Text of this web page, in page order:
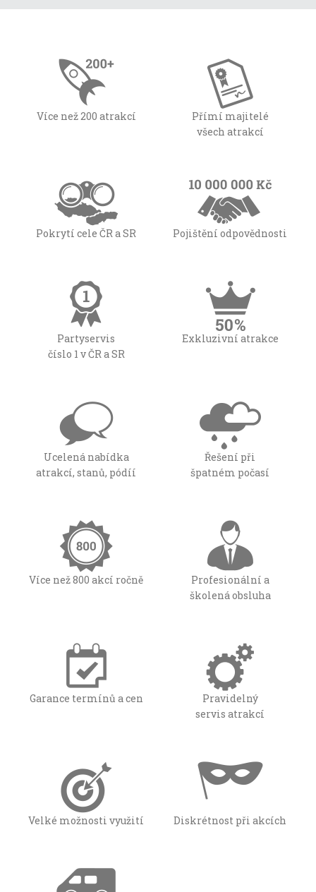
Více než 200 atrakcí
Přímí majitelé
všech atrakcí
Pokrytí cele ČR a SR Pojištění odpovědnosti
Partyservis
číslo 1 v ČR a SR
Exkluzivní atrakce
Ucelená nabídka
atrakcí, stanů, pódíí
Řešení při
špatném počasí
Více než 800 akcí ročně
Profesionální a
školená obsluha
Garance termínů a cen
Pravidelný
servis atrakcí
Velké možnosti využití Diskrétnost při akcích